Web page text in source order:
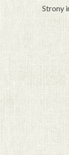
Strony